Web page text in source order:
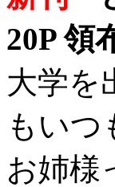
20P 領
大学を
もいつ
お姉様